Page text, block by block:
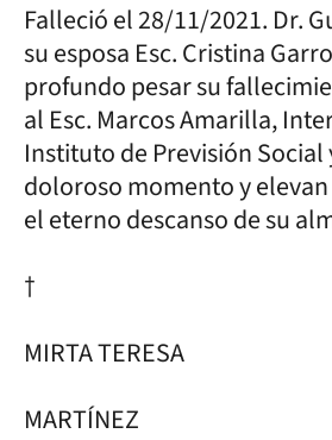
Falleció el 28/11/2021. Dr.
su esposa Esc. Cristina
profundo pesar su
al Esc. Marcos Amarilla,
Instituto de Previsión
doloroso momento y
el eterno descanso de su
†
MIRTA TERESA
MARTÍNEZ